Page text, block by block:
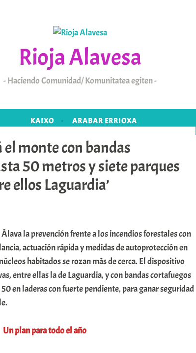
Rioja Alavesa
Haciendo Comunidad/ Komunitatea egiten
KAIXO ARABAR ERRIOXA
monte con bandas
50 metros y siete parques
ellos Laguardia’
la prevención frente a los incendios forestales con
actuación rápida y medidas de autoprotección en
habitados se rozan más de cerca. El dispositivo
entre ellas la de Laguardia, y con bandas cortafuegos
en laderas con fuerte pendiente, para ganar seguridad
Un plan para todo el año